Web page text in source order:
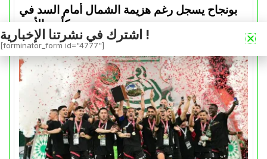
بونجاح يسجل رغم هزيمة الشمال أمام السد في
كأس الأمير
Mai 1, 2026 اشترك في نشرتنا الإخبارية !
[forminator_form id="4777"]